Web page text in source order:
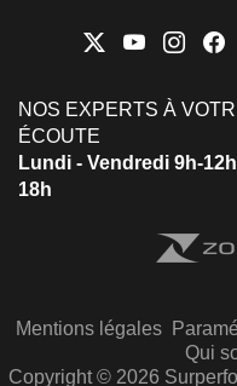
NOS EXPERTS À
ÉCOUTE
Lundi - Vendredi 9h-
18h
Mentions légales
Qui
Copyright © 2026